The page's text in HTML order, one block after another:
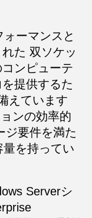
ーマンスと
た 双ソケッ
ンピューテ
提供するた
えています
ンの効率的
ジ要件を満た
を持ってい
Serverシ